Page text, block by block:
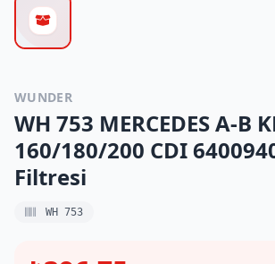
WUNDER
WH 753 MERCEDES A-B
160/180/200 CDI
Filtresi
WH 753